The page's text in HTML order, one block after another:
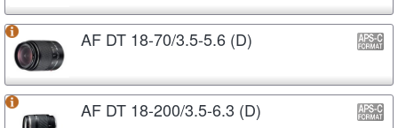
AF DT 18-70/3.5-5.6 (D)
AF DT 18-200/3.5-6.3 (D)